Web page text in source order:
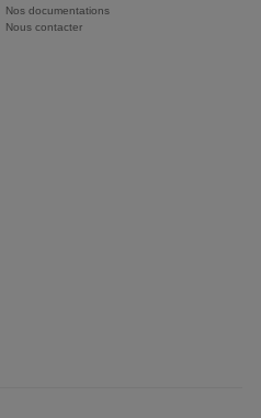
Nos documentations
Nous contacter